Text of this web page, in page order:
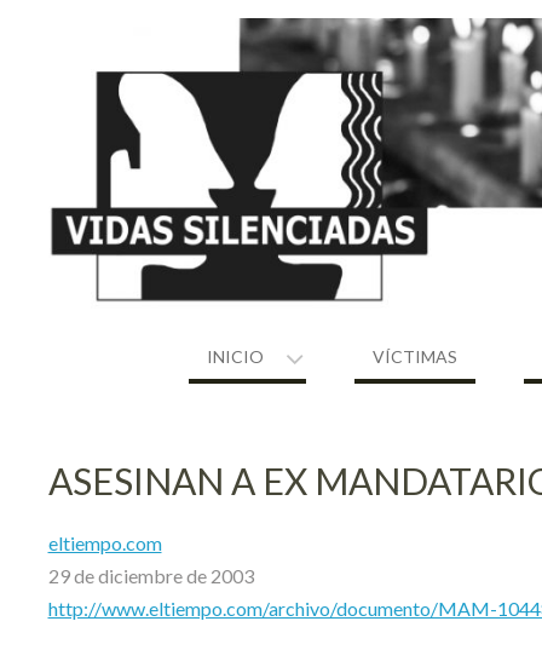
INICIO VÍCTIMAS
ASESINAN A EX
eltiempo.com
29 de diciembre de 2003
http://www.eltiempo.com/archivo/documento/MAM-